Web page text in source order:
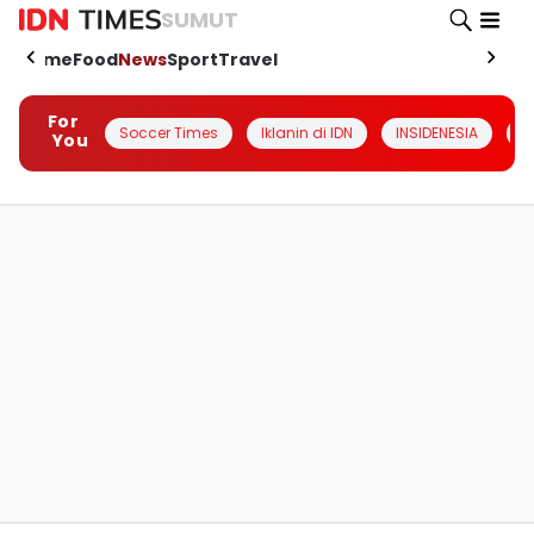
SUMUT
HomeFoodNewsSportTravel
For
You
Soccer Times Iklanin di IDN INSIDENESIA